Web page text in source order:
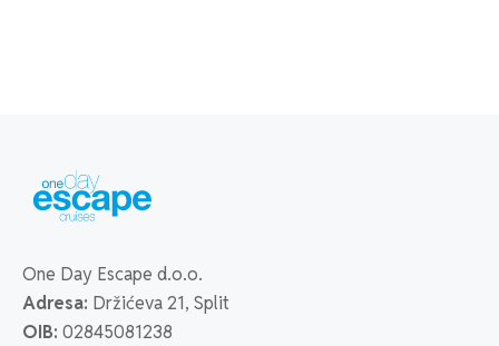
One Day Escape d.o.o.
Adresa: Držićeva 21, Split
OIB: 02845081238